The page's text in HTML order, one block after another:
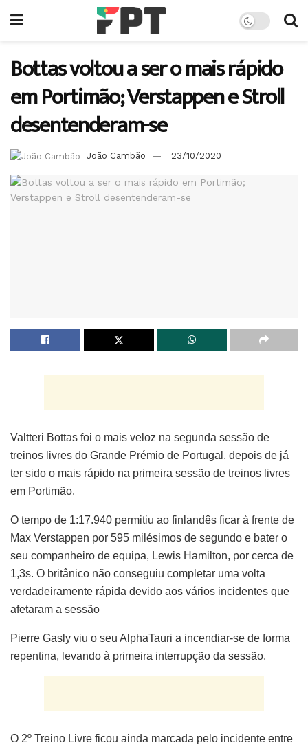
Bottas voltou a ser o mais rápido
em Portimão; Verstappen e Stroll
desentenderam-se
João Cambão 23/10/2020
Valtteri Bottas foi o mais veloz na segunda sessão de
treinos livres do Grande Prémio de Portugal, depois de já
ter sido o mais rápido na primeira sessão de treinos livres
em Portimão.
O tempo de 1:17.940 permitiu ao finlandês ficar à frente de
Max Verstappen por 595 milésimos de segundo e bater o
seu companheiro de equipa, Lewis Hamilton, por cerca de
1,3s. O britânico não conseguiu completar uma volta
verdadeiramente rápida devido aos vários incidentes que
afetaram a sessão
Pierre Gasly viu o seu AlphaTauri a incendiar-se de forma
repentina, levando à primeira interrupção da sessão.
O 2º Treino Livre ficou ainda marcada pelo incidente entre